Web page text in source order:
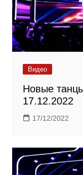
Видео
Новые
17.12.2022
17/12/2022